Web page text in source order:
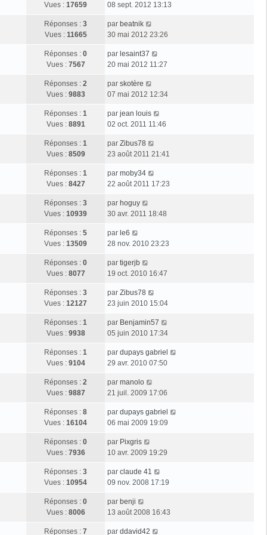
g
a
g
m
s
a
g
i
r
m
s
a
g
Vues : 17659
e
n
i
r
m
s
a
g
08 sept. 2012 13:13
Réponses : 3
Vues : 11665
D
e
n
i
r
m
s
a
g
par beatnik
30 mai 2012 23:26
Réponses : 0
Vues : 7567
D
e
n
i
r
m
s
a
g
par lesaint37
20 mai 2012 11:27
Réponses : 2
Vues : 9883
D
e
n
i
r
m
s
a
g
par skotère
07 mai 2012 12:34
Réponses : 1
Vues : 8891
D
e
n
i
r
m
s
a
g
par jean louis
02 oct. 2011 11:46
Réponses : 1
Vues : 8509
D
e
n
i
r
m
s
a
g
par Zibus78
23 août 2011 21:41
Réponses : 1
Vues : 8427
D
e
n
i
r
m
s
a
g
par moby34
22 août 2011 17:23
Réponses : 3
Vues : 10939
D
e
n
i
r
m
s
a
g
par hoguy
30 avr. 2011 18:48
Réponses : 5
Vues : 13509
D
e
n
i
r
m
s
a
g
par le6
28 nov. 2010 23:23
Réponses : 0
Vues : 8077
D
e
n
i
r
m
s
a
g
par tigerjb
19 oct. 2010 16:47
Réponses : 3
Vues : 12127
D
e
n
i
r
m
s
a
g
par Zibus78
23 juin 2010 15:04
Réponses : 1
Vues : 9938
D
e
n
i
r
m
s
a
g
par Benjamin57
05 juin 2010 17:34
Réponses : 1
Vues : 9104
D
e
n
i
r
m
s
a
g
par dupays gabriel
29 avr. 2010 07:50
Réponses : 2
Vues : 9887
D
e
n
i
r
m
s
a
g
par manolo
21 juil. 2009 17:06
Réponses : 8
Vues : 16104
D
e
n
i
r
m
s
a
par dupays gabriel
06 mai 2009 19:09
Réponses : 0
Vues : 7936
D
e
n
i
r
m
par Pixgris
10 avr. 2009 19:29
Réponses : 3
Vues : 10954
D
e
n
i
par claude 41
09 nov. 2008 17:19
Réponses : 0
Vues : 8006
D
e
par benji
13 août 2008 16:43
Réponses : 7 D
par ddavid42